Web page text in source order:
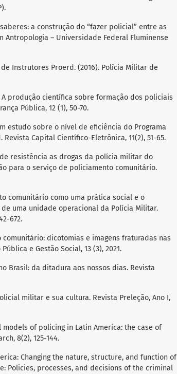
a construção do “fazer policial” entre as
Antropologia – Universidade Federal Fluminense
Instrutores Proerd. (2016). Polícia Militar de
A produção científica sobre formação dos policiais
Pública, 12 (1), 50-70.
estudo sobre o nível de eficiência do Programa
Capital Científico-Eletrônica, 11(2), 51-65.
de resistência as drogas da polícia militar do
para o serviço de policiamento comunitário.
comunitário como uma prática social e o
uma unidade operacional da Polícia Militar.
672.
comunitário: dicotomias e imagens fraturadas nas
e Gestão Social, 13 (3), 2021.
Brasil: da ditadura aos nossos dias. Revista
militar e sua cultura. Revista Preleção, Ano I,
of policing in Latin America: the case of
8(2), 125-144.
Changing the nature, structure, and function of
Policies, processes, and decisions of the criminal